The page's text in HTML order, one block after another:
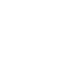
1 commentaires